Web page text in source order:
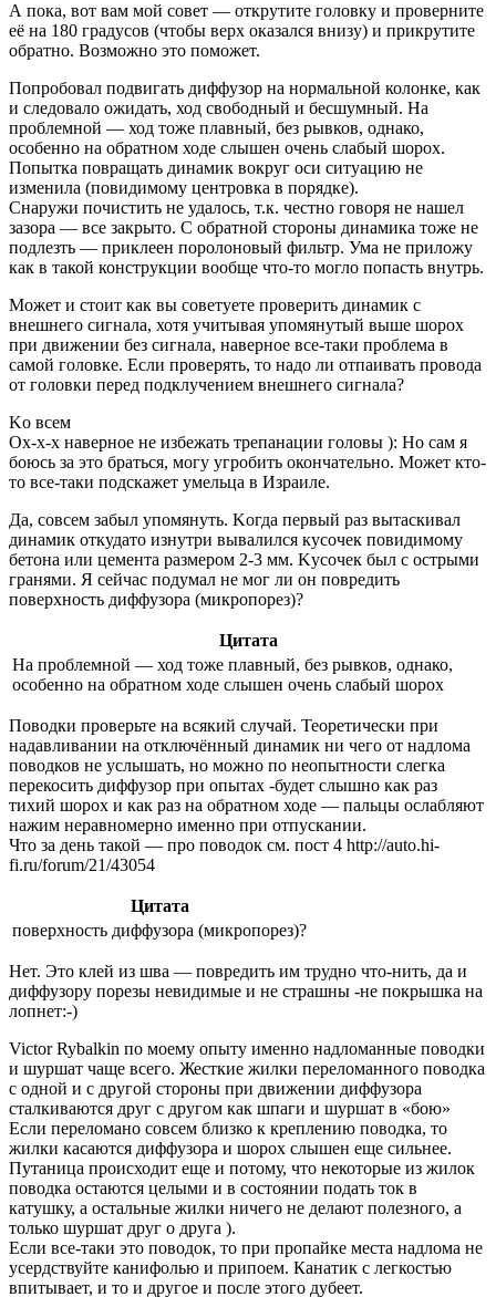
А пока, вот вам мой совет — открутите головку и проверните
её на 180 градусов (чтобы верх оказался внизу) и прикрутите
обратно. Возможно это поможет.
Попробовал подвигать диффузор на нормальной колонке, как
и следовало ожидать, ход свободный и бесшумный. На
проблемной — ход тоже плавный, без рывков, однако,
особенно на обратном ходе слышен очень слабый шорох.
Попытка повращать динамик вокруг оси ситуацию не
изменила (повидимому центровка в порядке).
Снаружи почистить не удалось, т.к. честно говоря не нашел
зазора — все закрыто. С обратной стороны динамика тоже не
подлезть — приклеен поролоновый фильтр. Ума не приложу
как в такой конструкции вообще что-то могло попасть внутрь.
Может и стоит как вы советуете проверить динамик с
внешнего сигнала, хотя учитывая упомянутый выше шорох
при движении без сигнала, наверное все-таки проблема в
самой головке. Если проверять, то надо ли отпаивать провода
от головки перед подклучением внешнего сигнала?
Kо всем
Ох-х-х наверное не избежать трепанации головы ): Но сам я
боюсь за это браться, могу угробить окончательно. Может кто-
то все-таки подскажет умельца в Израиле.
Да, совсем забыл упомянуть. Kогда первый раз вытаскивал
динамик откудато изнутри вывалился кусочек повидимому
бетона или цемента размером 2-3 мм. Kусочек был с острыми
гранями. Я сейчас подумал не мог ли он повредить
поверхность диффузора (микропорез)?
Цитата
На проблемной — ход тоже плавный, без рывков, однако,
особенно на обратном ходе слышен очень слабый шорох
Поводки проверьте на всякий случай. Теоретически при
надавливании на отключённый динамик ни чего от надлома
поводков не услышать, но можно по неопытности слегка
перекосить диффузор при опытах -будет слышно как раз
тихий шорох и как раз на обратном ходе — пальцы ослабляют
нажим неравномерно именно при отпускании.
Что за день такой — про поводок см. пост 4 http://auto.hi-
fi.ru/forum/21/43054
Цитата
поверхность диффузора (микропорез)?
Нет. Это клей из шва — повредить им трудно что-нить, да и
диффузору порезы невидимые и не страшны -не покрышка на
лопнет:-)
Victor Rybalkin по моему опыту именно надломанные поводки
и шуршат чаще всего. Жесткие жилки переломанного поводка
с одной и с другой стороны при движении диффузора
сталкиваются друг с другом как шпаги и шуршат в «бою»
Если переломано совсем близко к креплению поводка, то
жилки касаются диффузора и шорох слышен еще сильнее.
Путаница происходит еще и потому, что некоторые из жилок
поводка остаются целыми и в состоянии подать ток в
катушку, а остальные жилки ничего не делают полезного, а
только шуршат друг о друга ).
Если все-таки это поводок, то при пропайке места надлома не
усердствуйте канифолью и припоем. Канатик с легкостью
впитывает, и то и другое и после этого дубеет.